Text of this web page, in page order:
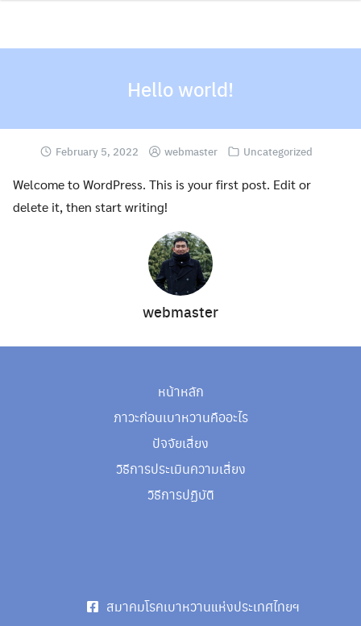
content
Hello world!
February 5, 2022 webmaster Uncategorized
Welcome to WordPress. This is your first post. Edit or
delete it, then start writing!
webmaster
หน้าหลัก
ภาวะก่อนเบาหวานคืออะไร
ปัจจัยเสี่ยง
วิธีการประเมินความเสี่ยง
วิธีการปฏิบัติ
สมาคมโรคเบาหวานแห่งประเทศไทยฯ